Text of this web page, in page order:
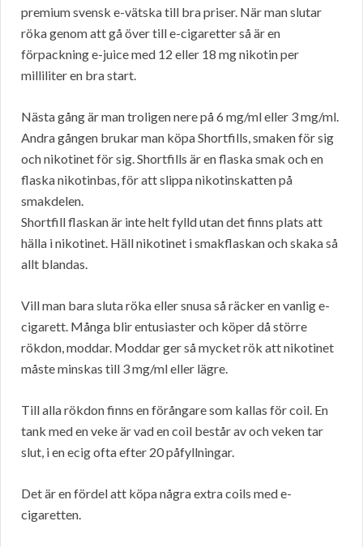
premium svensk e-vätska till bra priser. När man slutar
röka genom att gå över till e-cigaretter så är en
förpackning e-juice med 12 eller 18 mg nikotin per
milliliter en bra start.
Nästa gång är man troligen nere på 6 mg/ml eller 3 mg/ml.
Andra gången brukar man köpa Shortfills, smaken för sig
och nikotinet för sig. Shortfills är en flaska smak och en
flaska nikotinbas, för att slippa nikotinskatten på
smakdelen.
Shortfill flaskan är inte helt fylld utan det finns plats att
hälla i nikotinet. Häll nikotinet i smakflaskan och skaka så
allt blandas.
Vill man bara sluta röka eller snusa så räcker en vanlig e-
cigarett. Många blir entusiaster och köper då större
rökdon, moddar. Moddar ger så mycket rök att nikotinet
måste minskas till 3 mg/ml eller lägre.
Till alla rökdon finns en förångare som kallas för coil. En
tank med en veke är vad en coil består av och veken tar
slut, i en ecig ofta efter 20 påfyllningar.
Det är en fördel att köpa några extra coils med e-
cigaretten.